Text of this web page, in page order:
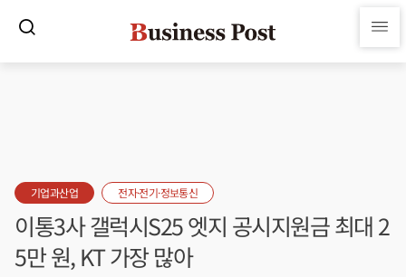
기업과산업 전자·전기·정보통신
이통3사 갤럭시S25 엣지 공시지원금 최대 2
5만 원, KT 가장 많아